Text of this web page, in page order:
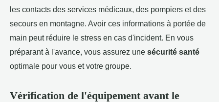
les contacts des services médicaux, des pompiers et des
secours en montagne. Avoir ces informations à portée de
main peut réduire le stress en cas d'incident. En vous
préparant à l'avance, vous assurez une sécurité santé
optimale pour vous et votre groupe.
Vérification de l'équipement avant le